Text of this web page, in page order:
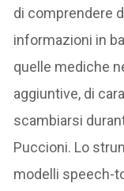
di comprendere
informazioni in
quelle mediche
aggiuntive, di
scambiarsi
Puccioni. Lo
modelli speech-